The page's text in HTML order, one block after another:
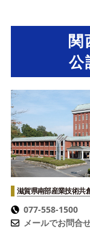
関
公
滋賀県南部産業技術共
077-558-1500
メールでお問合